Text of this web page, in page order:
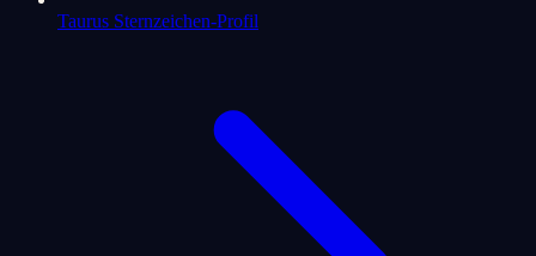
Taurus Sternzeichen-Profil